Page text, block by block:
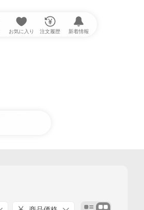
お気に入り 注文履歴 新着情報